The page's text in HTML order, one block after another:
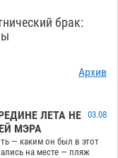
брак:
Архив
ЛЕТА НЕ
МЭРА
03.08
— каким он был в этот
на месте — пляж